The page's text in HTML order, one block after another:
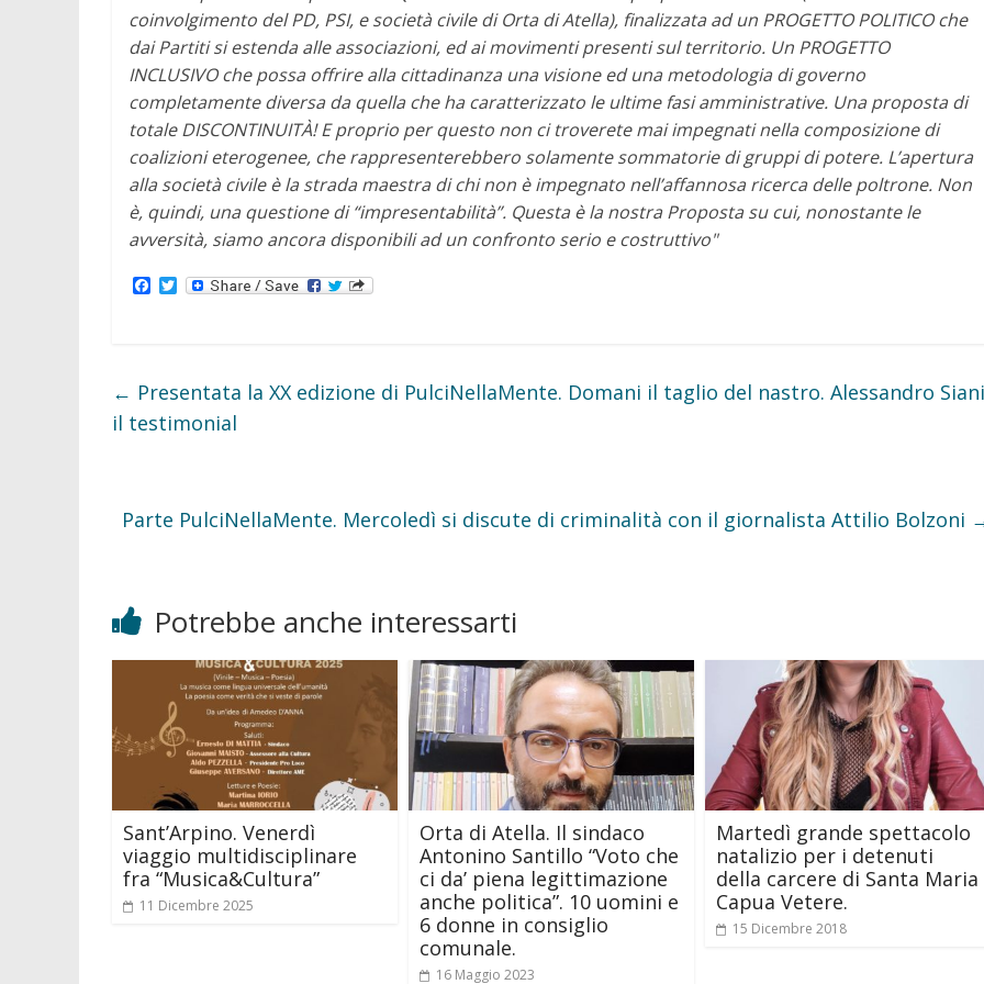
coinvolgimento del PD, PSI, e società civile di Orta di Atella), finalizzata ad un PROGETTO POLITICO che
dai Partiti si estenda alle associazioni, ed ai movimenti presenti sul territorio. Un PROGETTO
INCLUSIVO che possa offrire alla cittadinanza una visione ed una metodologia di governo
completamente diversa da quella che ha caratterizzato le ultime fasi amministrative. Una proposta di
totale DISCONTINUITÀ! E proprio per questo non ci troverete mai impegnati nella composizione di
coalizioni eterogenee, che rappresenterebbero solamente sommatorie di gruppi di potere. L’apertura
alla società civile è la strada maestra di chi non è impegnato nell’affannosa ricerca delle poltrone. Non
è, quindi, una questione di “impresentabilità”. Questa è la nostra Proposta su cui, nonostante le
avversità, siamo ancora disponibili ad un confronto serio e costruttivo"
o
T
r
← Presentata la XX edizione di PulciNellaMente. Domani il taglio del nastro. Alessandro Siani
il testimonial
Parte PulciNellaMente. Mercoledì si discute di criminalità con il giornalista Attilio Bolzoni
Potrebbe anche interessarti
Sant’Arpino. Venerdì
viaggio multidisciplinare
fra “Musica&Cultura”
11 Dicembre 2025
Orta di Atella. Il sindaco
Antonino Santillo “Voto che
ci da’ piena legittimazione
anche politica”. 10 uomini e
6 donne in consiglio
comunale.
16 Maggio 2023
Martedì grande spettacolo
natalizio per i detenuti
della carcere di Santa Maria
Capua Vetere.
15 Dicembre 2018